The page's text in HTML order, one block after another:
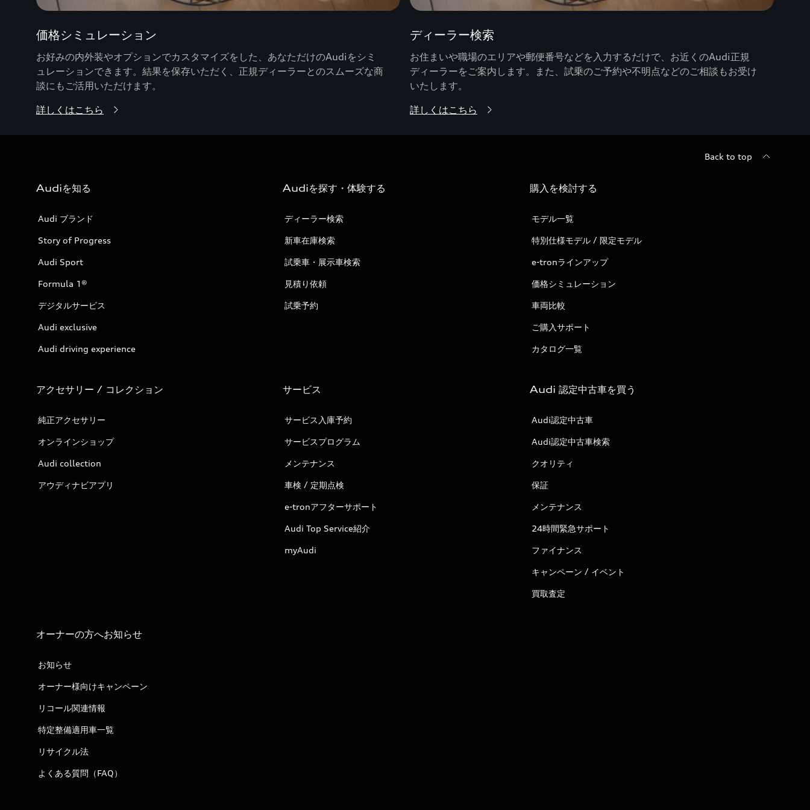
価格シミュレーション
お好みの内外装やオプションでカスタマイズをした、あなただけのAudiをシミ
ュレーションできます。結果を保存いただく、正規ディーラーとのスムーズな商
談にもご活用いただけます。
詳しくはこちら
ディーラー検索
お住まいや職場のエリアや郵便番号などを入力するだけで、お近くのAudi正規
ディーラーをご案内します。また、試乗のご予約や不明点などのご相談もお受け
いたします。
詳しくはこちら
Back to top
Audiを知る
Audi ブランド
Story of Progress
Audi Sport
Formula 1®
デジタルサービス
Audi exclusive
Audi driving experience
Audiを探す・体験する
ディーラー検索
新車在庫検索
試乗車・展示車検索
見積り依頼
試乗予約
購入を検討する
モデル一覧
特別仕様モデル / 限定モデル
e-tronラインアップ
価格シミュレーション
車両比較
ご購入サポート
カタログ一覧
アクセサリー / コレクション
純正アクセサリー
オンラインショップ
Audi collection
アウディナビアプリ
サービス
サービス入庫予約
サービスプログラム
メンテナンス
車検 / 定期点検
e-tronアフターサポート
Audi Top Service紹介
myAudi
Audi 認定中古車を買う
Audi認定中古車
Audi認定中古車検索
クオリティ
保証
メンテナンス
24時間緊急サポート
ファイナンス
キャンペーン / イベント
買取査定
オーナーの方へお知らせ
お知らせ
オーナー様向けキャンペーン
リコール関連情報
特定整備適用車一覧
リサイクル法
よくある質問（FAQ）